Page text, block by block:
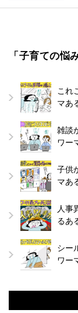
「子育ての悩
これ
マあ
雑談
ワー
子供
マあ
人事
るあ
シー
ワー